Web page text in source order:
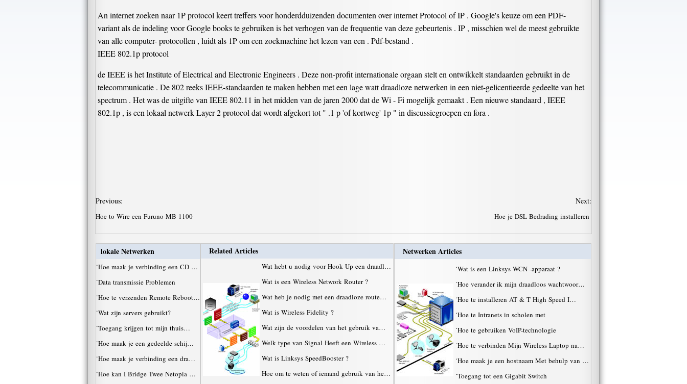
An internet zoeken naar 1P protocol keert treffers voor honderdduizenden documenten over internet Protocol of IP . Google's keuze om een ​​PDF-
variant als de indeling voor Google books te gebruiken is het verhogen van de frequentie van deze gebeurtenis . IP , misschien wel de meest gebruikte
van alle computer- protocollen , luidt als 1P om een zoekmachine het lezen van een . Pdf-bestand .
IEEE 802.1p protocol
de IEEE is het Institute of Electrical and Electronic Engineers . Deze non-profit internationale orgaan stelt en ontwikkelt standaarden gebruikt in de
telecommunicatie . De 802 reeks IEEE-standaarden te maken hebben met een lage watt draadloze netwerken in een niet-gelicentieerde gedeelte van het
spectrum . Het was de uitgifte van IEEE 802.11 in het midden van de jaren 2000 dat de Wi - Fi mogelijk gemaakt . Een nieuwe standaard , IEEE
802.1p , is een lokaal netwerk Layer 2 protocol dat wordt afgekort tot " .1 p 'of kortweg' 1p " in discussiegroepen en fora .
Previous:
Hoe to Wire een Furuno MB 1100
Next:
Hoe je DSL Bedrading installeren
lokale Netwerken
·Hoe maak je verbinding een CD …
·Data transmissie Problemen
·Hoe te verzenden Remote Reboot…
·Wat zijn servers gebruikt?
·Toegang krijgen tot mijn thuis…
·Hoe maak je een gedeelde schij…
·Hoe maak je verbinding een dra…
·Hoe kan I Bridge Twee Netopia …
Related Articles
Wat hebt u nodig voor Hook Up een draadl…
Wat is een Wireless Network Router ?
Wat heb je nodig met een draadloze route…
Wat is Wireless Fidelity ?
Wat zijn de voordelen van het gebruik va…
Welk type van Signal Heeft een Wireless …
Wat is Linksys SpeedBooster ?
Hoe om te weten of iemand gebruik van he…
Netwerken Articles
·Wat is een Linksys WCN -apparaat ?
·Hoe verander ik mijn draadloos wachtwoor…
·Hoe te installeren AT & T High Speed ​​I…
·Hoe te Intranets in scholen met
·Hoe te gebruiken VoIP-technologie
·Hoe te verbinden Mijn Wireless Laptop na…
·Hoe maak je een hostnaam Met behulp van …
·Toegang tot een Gigabit Switch